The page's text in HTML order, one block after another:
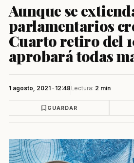
Aunque se
parlamentarios
Cuarto retiro del
aprobará todas
1 agosto, 2021 · 12:48 Lectura: 2 min
GUARDAR